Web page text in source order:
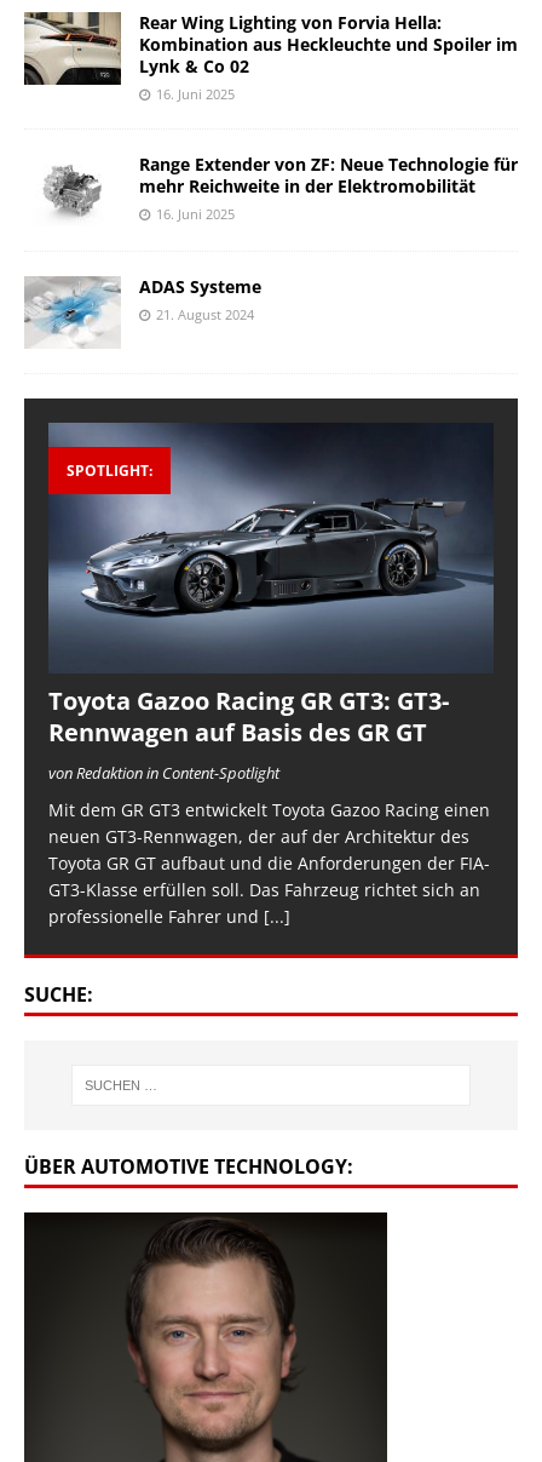
Rear Wing Lighting von Forvia Hella:
Kombination aus Heckleuchte und Spoiler im
Lynk & Co 02
16. Juni 2025
Range Extender von ZF: Neue Technologie für
mehr Reichweite in der Elektromobilität
16. Juni 2025
ADAS Systeme
21. August 2024
SPOTLIGHT:
Toyota Gazoo Racing GR GT3: GT3-
Rennwagen auf Basis des GR GT
von Redaktion in Content-Spotlight
Mit dem GR GT3 entwickelt Toyota Gazoo Racing einen
neuen GT3-Rennwagen, der auf der Architektur des
Toyota GR GT aufbaut und die Anforderungen der FIA-
GT3-Klasse erfüllen soll. Das Fahrzeug richtet sich an
professionelle Fahrer und [...]
SUCHE:
ÜBER AUTOMOTIVE TECHNOLOGY: